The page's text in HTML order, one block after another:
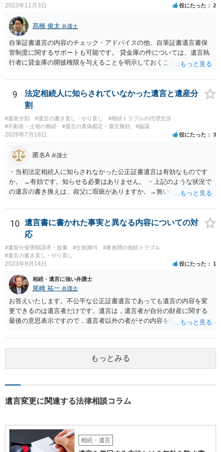
2023年11月3日 役にたった 2
髙橋 俊太 弁護士
自筆証書遺言の内容のチェック・アドバイスの他、自筆証書遺言書保
管制度に関するサポートも可能です。 貸金庫の件については、遺言執
行者に貸金庫の開披権限を与えることを明示しておくことでクリアで
9
法定相続人に知らされていなかった遺言と遺産分
割
#遺産分割 #遺言の書き直し・やり直し
#相続トラブルの代理交渉
#不動産・土地の相続
#遺言の真偽鑑定・遺言無効 #協議
2026年7月18日 役にたった 3
匿名A 弁護士
・当初法定相続人に知らされなかった公正証書遺言は有効なものです
か。 →有効です。知らせる必要はありません。 ・上記のような状況で
の遺言の書き換えは、叔父に瑕疵がありますか。→無いです。 ・分割
ますか。 →本人が自由に決められますので、どこが妥当とは言えない
です。客観的な基準もありません。 ・できれば穏やかに、分割を拒否
することはできますか。 →分割を拒否するということは、遺産はいら
ないということでしょうか。遺言で、受取を指定されててもいらない
と拒否することはできます。理由を説明する必要はありません。
10
遺言書に書かれた事実と異なる内容についての対
応
#遺留分侵害額請求・放棄 #生前贈与
#家族間の相続トラブル
#遺言の書き直し・やり直し
2023年9月14日 役にたった 1
相続・遺言に強い弁護士
尾崎 祐一 弁護士
お答えいたします。不公平な公正証書遺言であっても遺言の内容を変
更できるのは遺言者だけです。遺言は，遺言者が自分の財産に関する
最後の意思表示ですので，遺言者以外の者がその内容を左右させるこ
とはできないのです。
もっとみる
遺言変更に関連する法律相談コラム
相続・遺言